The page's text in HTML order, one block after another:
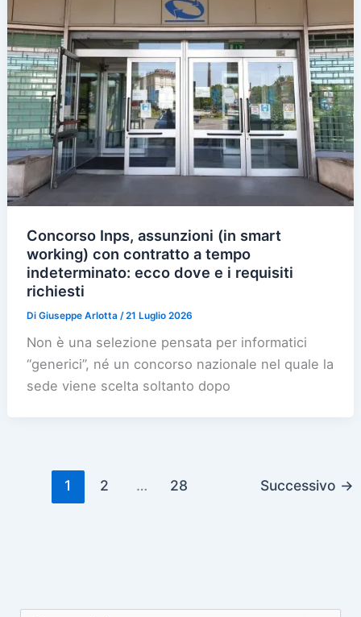
Concorso Inps, assunzioni (in smart
working) con contratto a tempo
indeterminato: ecco dove e i requisiti
richiesti
DiGiuseppe Arlotta /21 Luglio 2026
Non è una selezione pensata per informatici
“generici”, né un concorso nazionale nel quale la
sede viene scelta soltanto dopo
1 2 … 28 Successivo →